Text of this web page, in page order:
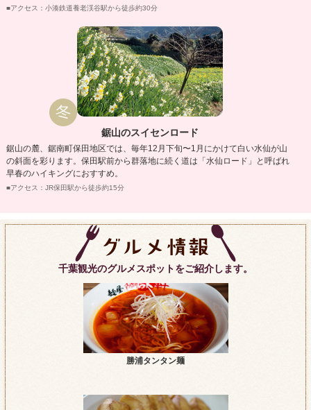
■アクセス：小湊鉄道養老渓谷駅から徒歩約30分
鋸山のスイセンロード
鋸山の麓、鋸南町保田地区では、毎年12月下旬〜1月にかけて白い水仙が山
の斜面を彩ります。保田駅前から群落地に続く道は「水仙ロード」と呼ばれ
早春のハイキングにおすすめ。
■アクセス：JR保田駅から徒歩約15分
千葉観光のグルメスポットをご紹介します。
勝浦タンタン麺